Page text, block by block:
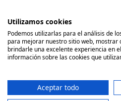
contenido
Comparador Seguro
Utilizamos cookies
Podemos utilizarlas para el análisis de
para mejorar nuestro sitio web, mostrar
brindarle una excelente experiencia en
información sobre las cookies que
Aceptar todo